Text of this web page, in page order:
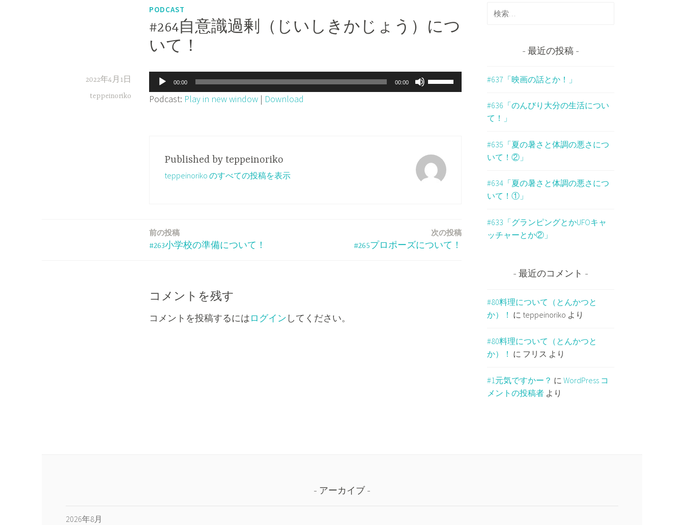
PODCAST
#264自意識過剰（じいしきかじょう）につ
いて！
2022年4月1日
teppeinoriko
声
プ
00:00 00:00
ボ
リ
節
に
矢
印
Podcast: Play in new window | Download
Published by teppeinoriko
teppeinoriko のすべての投稿を表示
前の投稿
#263小学校の準備について！
次の投稿
#265プロポーズについて！
コメントを残す
コメントを投稿するにはログイン してください。
検
最近の投稿
#637「映画の話とか！」
#636「のんびり大分の生活につい
て！」
#635「夏の暑さと体調の悪さにつ
いて！②」
#634「夏の暑さと体調の悪さにつ
いて！①」
#633「グランピングとかUFOキャ
ッチャーとか②」
最近のコメント
#80料理について（とんかつと
か）！ に teppeinoriko より
#80料理について（とんかつと
か）！ に フリス より
#1元気ですかー？ に WordPress コ
メントの投稿者 より
アーカイブ
2026年8月